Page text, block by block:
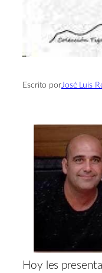
Escrito porJosé Luis
Hoy les